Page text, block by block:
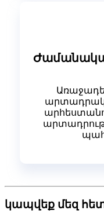
կապվեք մեզ